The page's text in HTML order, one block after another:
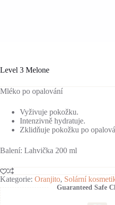
Level 3 Melone
Mléko po opalování
Vyživuje pokožku.
Intenzivně hydratuje.
Zklidňuje pokožku po
Balení: Lahvička 200 ml
Kategorie: Oranjito, Solární
Guaranteed Safe